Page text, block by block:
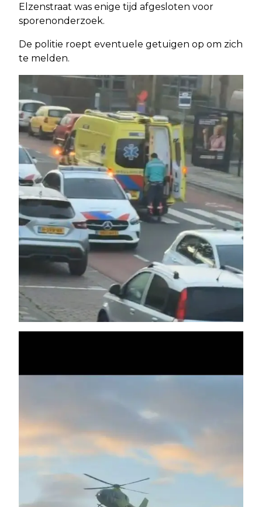
Elzenstraat was enige tijd afgesloten voor
sporenonderzoek.
De politie roept eventuele getuigen op om zich
te melden.